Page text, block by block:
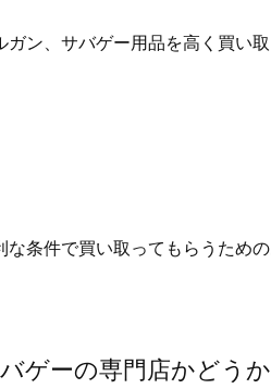
ン、サバゲー用品を高く買い
条件で買い取ってもらうため
ゲーの専門店かどうか